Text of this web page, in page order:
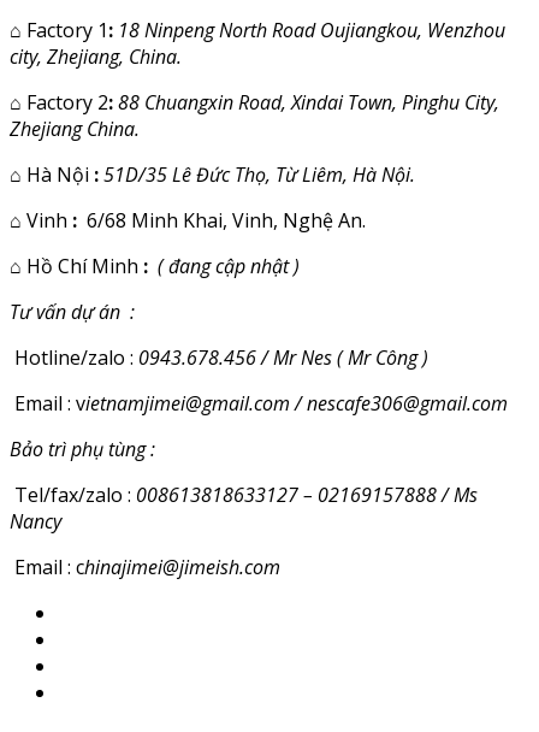
⌂ Factory 1: 18 Ninpeng North Road Oujiangkou, Wenzhou
city, Zhejiang, China.
⌂ Factory 2:88 Chuangxin Road, Xindai Town, Pinghu City,
Zhejiang China.
⌂ Hà Nội :51D/35 Lê Đức Thọ, Từ Liêm, Hà Nội.
⌂ Vinh : 6/68 Minh Khai, Vinh, Nghệ An.
⌂ Hồ Chí Minh : ( đang cập nhật )
Tư vấn dự án :
Hotline/zalo : 0943.678.456 / Mr Nes ( Mr Công )
Email : vietnamjimei@gmail.com / nescafe306@gmail.com
Bảo trì phụ tùng :
Tel/fax/zalo : 008613818633127 – 02169157888 / Ms
Nancy
Email : chinajimei@jimeish.com